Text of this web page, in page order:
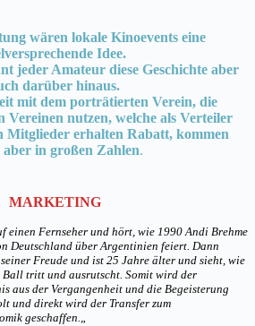
wären lokale Kinoevents eine
Idee.
jeder Amateur diese Geschichte aber
darüber hinaus.
mit dem porträtierten Verein, die
Vereinen nutzen, welche als Verteiler
Mitglieder erhalten Rabatt, kommen
in großen Zahlen.
MARKETING
einen Fernseher und hört, wie 1990 Andi Brehme
Deutschland über Argentinien feiert. Dann
Freude und ist 25 Jahre älter und sieht, wie
Ball tritt und ausrutscht. Somit wird der
aus der Vergangenheit und die Begeisterung
und direkt wird der Transfer zum
geschaffen.„